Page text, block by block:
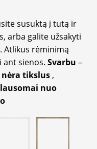
susuktą į tutą ir
arba galite užsakyti
Atlikus rėminimą
ant sienos. Svarbu –
tikslus,
nuo